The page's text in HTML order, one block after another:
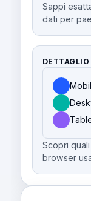
Sappi
dati per
Scopri
browser